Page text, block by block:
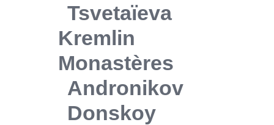
Tsvetaïeva
Kremlin
Monastères
Andronikov
Donskoy